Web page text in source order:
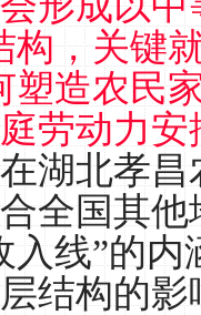
构，关键
塑造农民
劳动力
湖北孝
全国其
入线”的
结构的影